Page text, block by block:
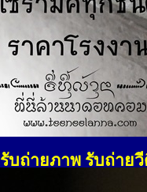
รับถ่ายภาพ รับถ่าย